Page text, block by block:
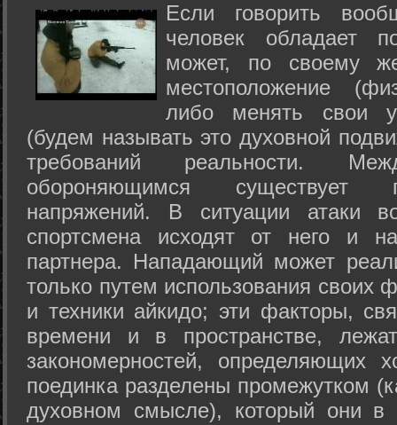
Если говорить
человек обладает
может, по своему
местоположение
либо менять свои
(будем называть это духовной
требований реальности.
обороняющимся существует
напряжений. В ситуации атаки
спортсмена исходят от него и
партнера. Нападающий может
только путем использования своих
и техники айкидо; эти факторы,
времени и в пространстве,
закономерностей, определяющих
поединка разделены промежутком
духовном смысле), который они в